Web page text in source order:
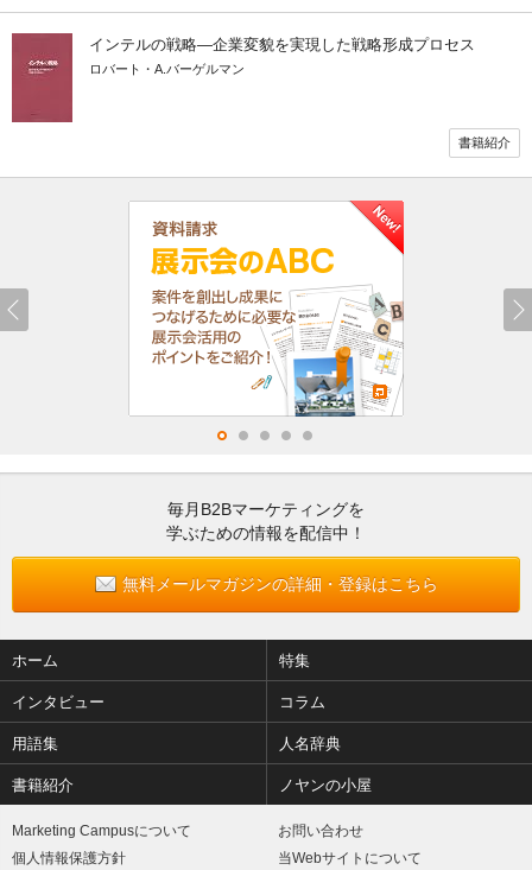
インテルの戦略―企業変貌を実現した戦略形成プロセス
ロバート・A.バーゲルマン
書籍紹介
毎月B2Bマーケティングを
学ぶための情報を配信中！
無料メールマガジンの詳細・登録はこちら
ホーム 特集
インタビュー コラム
用語集 人名辞典
書籍紹介 ノヤンの小屋
Marketing Campusについて
お問い合わせ
個人情報保護方針
当Webサイトについて